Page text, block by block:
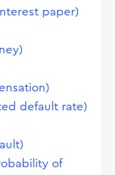
paper)
default rate)
of